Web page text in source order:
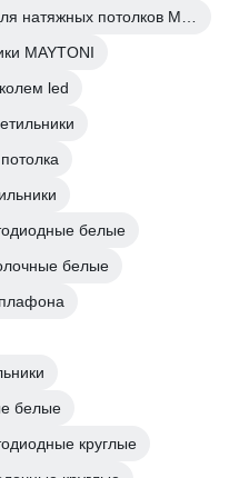
MAYTONI
led
белые
белые
белые
круглые